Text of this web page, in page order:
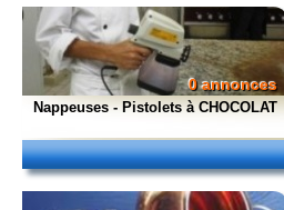
0 annonces
Nappeuses - Pistolets à CHOCOLAT